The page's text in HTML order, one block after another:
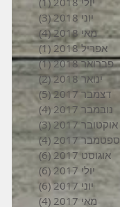
יוני 2018
(3)
3 פוסטים
מאי 2018
(4)
4 פוסטים
אפריל 2018
(1)
פוסט 1
פברואר 2018
(1)
פוסט 1
ינואר 2018
(2)
2 פוסטים
דצמבר 2017
(5)
נובמבר 2017
(4)
אוקטובר 2017
(3)
ספטמבר 2017
(4)
4 פוסטים
אוגוסט 2017
(6)
6 פוסטים
יולי 2017
(6)
יוני 2017
(6)
מאי 2017
(4)
4 פוסטים